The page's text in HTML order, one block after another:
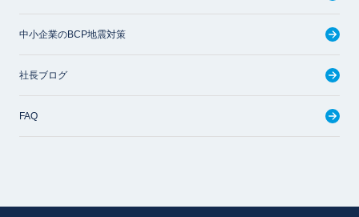
中小企業のBCP地震対策
社長ブログ
FAQ